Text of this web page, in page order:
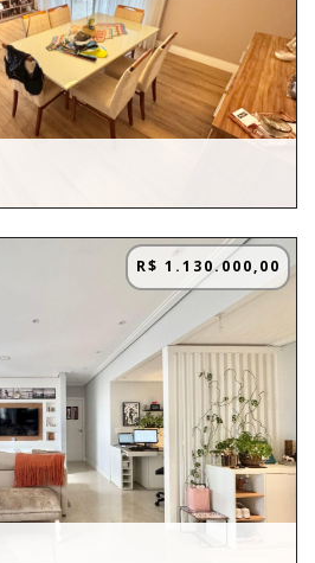
R$ 1.130.000,00